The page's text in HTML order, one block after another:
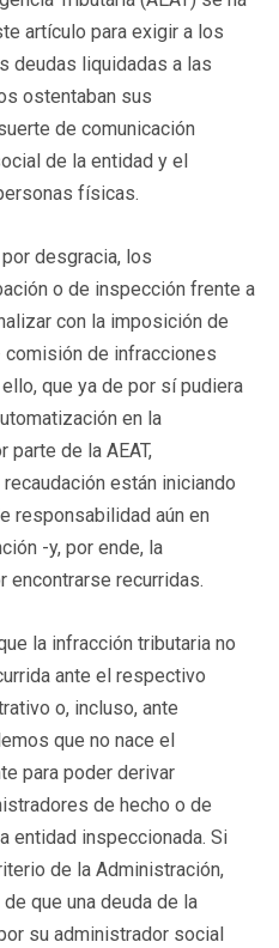
artículo para exigir a los
deudas liquidadas a las
ostentaban sus
de comunicación
de la entidad y el
físicas.
desgracia, los
o de inspección frente a
con la imposición de
de infracciones
que ya de por sí pudiera
en la
de la AEAT,
están iniciando
responsabilidad aún en
-y, por ende, la
encontrarse recurridas.
la infracción tributaria no
ante el respectivo
o, incluso, ante
que no nace el
para poder derivar
de hecho o de
entidad inspeccionada. Si
de la Administración,
que una deuda de la
su administrador social